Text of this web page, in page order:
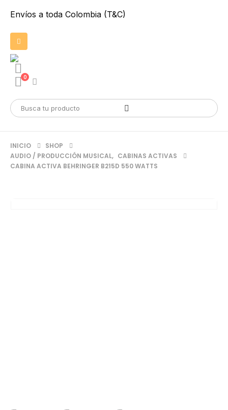
Envíos a toda Colombia (T&C)
0
INICIO
SHOP
AUDIO / PRODUCCIÓN MUSICAL, CABINAS ACTIVAS
CABINA ACTIVA BEHRINGER B215D 550 WATTS